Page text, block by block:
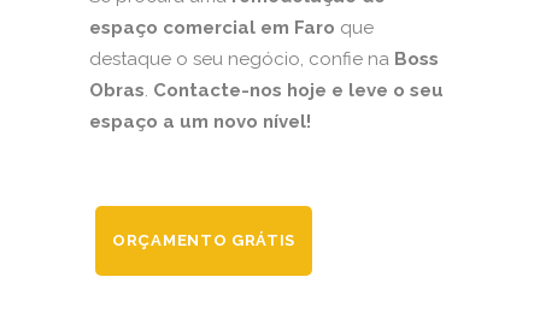
espaço comercial em Faro que
destaque o seu negócio, confie na Boss
Obras. Contacte-nos hoje e leve o seu
espaço a um novo nível!
ORÇAMENTO GRÁTIS